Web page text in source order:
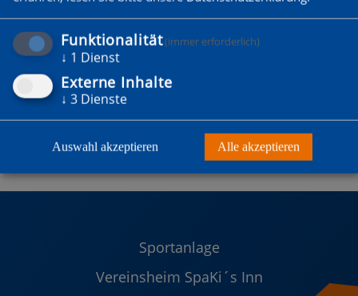
Sportanlage
Vereinsheim SpaKi´s Inn
Funktionalität(immer erforderlich)
↓ 1 Dienst
Externe Inhalte
↓ 3 Dienste
Auswahl akzeptieren Alle akzeptieren